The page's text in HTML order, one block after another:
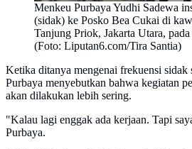
Menkeu Purbaya Yudhi Sadewa
(sidak) ke Posko Bea Cukai di
Tanjung Priok, Jakarta Utara,
(Foto: Liputan6.com/Tira Santia)
Ketika ditanya mengenai frekuensi sidak
Purbaya menyebutkan bahwa kegiatan
akan dilakukan lebih sering.
"Kalau lagi enggak ada kerjaan. Tapi
Purbaya.